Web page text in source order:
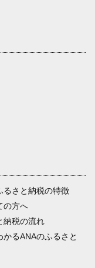
るさと納税の特徴
の方へ
納税の流れ
かるANAのふるさと